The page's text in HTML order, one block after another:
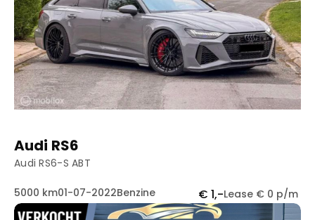
Audi RS6
Audi RS6-S ABT
5000 km01-07-2022Benzine € 1,-Lease € 0 p/m